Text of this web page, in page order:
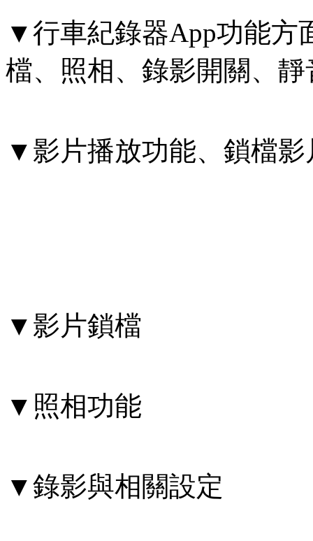
▼行車紀錄器App功能方
檔、照相、錄影開關、
▼影片播放功能、鎖檔
▼影片鎖檔
▼照相功能
▼錄影與相關設定